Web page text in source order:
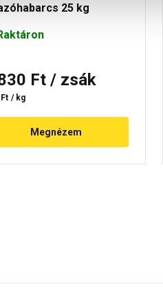
25 kg
Ft / zsák
/ kg
Megnézem